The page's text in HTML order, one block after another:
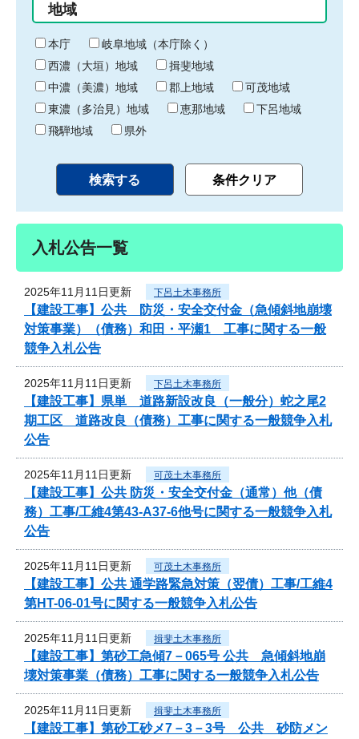
り
終
わ
り
地域
本庁
岐阜地域（本庁除く）
西濃（大垣）地域
揖斐地域
中濃（美濃）地域
郡上地域
可茂地域
東濃（多治見）地域
恵那地域
下呂地域
飛騨地域
県外
入札公告一覧
2025年11月11日更新 下呂土木事務所
【建設工事】公共 防災・安全交付金（急傾斜地崩壊
対策事業）（債務）和田・平瀬1 工事に関する一般
競争入札公告
2025年11月11日更新 下呂土木事務所
【建設工事】県単 道路新設改良（一般分）蛇之尾2
期工区 道路改良（債務）工事に関する一般競争入札
公告
2025年11月11日更新 可茂土木事務所
【建設工事】公共 防災・安全交付金（通常）他（債
務）工事/工維4第43-A37-6他号に関する一般競争入札
公告
2025年11月11日更新 可茂土木事務所
【建設工事】公共 通学路緊急対策（翌債）工事/工維4
第HT-06-01号に関する一般競争入札公告
2025年11月11日更新 揖斐土木事務所
【建設工事】第砂工急傾7－065号 公共 急傾斜地崩
壊対策事業（債務）工事に関する一般競争入札公告
2025年11月11日更新 揖斐土木事務所
【建設工事】第砂工砂メ7－3－3号 公共 砂防メン